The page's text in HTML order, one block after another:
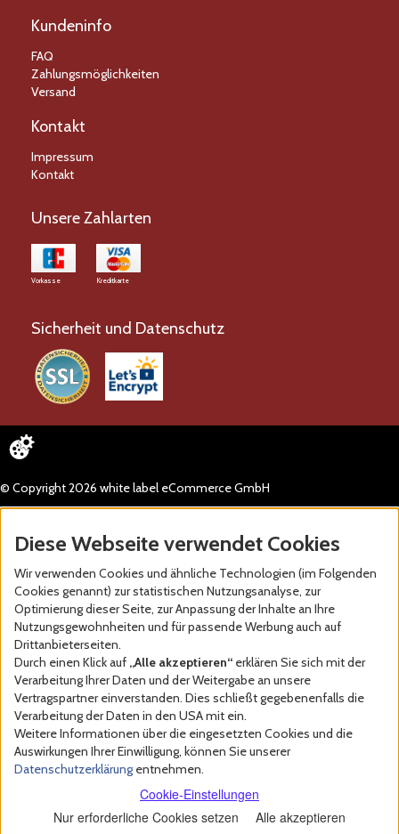
Kundeninfo
FAQ
Zahlungsmöglichkeiten
Versand
Kontakt
Impressum
Kontakt
Unsere Zahlarten
Vorkasse Kreditkarte
Sicherheit und Datenschutz
© Copyright 2026 white label eCommerce GmbH
Diese Webseite verwendet Cookies
Wir verwenden Cookies und ähnliche Technologien (im Folgenden
Cookies genannt) zur statistischen Nutzungsanalyse, zur
Optimierung dieser Seite, zur Anpassung der Inhalte an Ihre
Nutzungsgewohnheiten und für passende Werbung auch auf
Drittanbieterseiten.
Durch einen Klick auf „Alle akzeptieren“ erklären Sie sich mit der
Verarbeitung Ihrer Daten und der Weitergabe an unsere
Vertragspartner einverstanden. Dies schließt gegebenenfalls die
Verarbeitung der Daten in den USA mit ein.
Weitere Informationen über die eingesetzten Cookies und die
Auswirkungen Ihrer Einwilligung, können Sie unserer
Datenschutzerklärung entnehmen.
Cookie-Einstellungen
Nur erforderliche Cookies setzen
Alle akzeptieren